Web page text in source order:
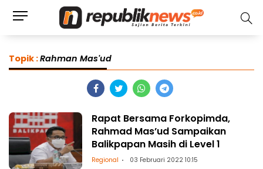
Topik :Rahman Mas'ud
Rapat Bersama Forkopimda,
Rahmad Mas’ud Sampaikan
Balikpapan Masih di Level 1
Regional 03 Februari 2022 10:15